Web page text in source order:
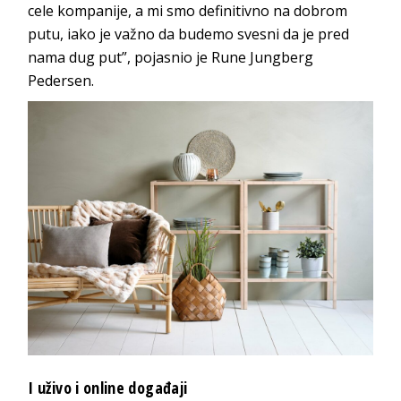
cele kompanije, a mi smo definitivno na dobrom
putu, iako je važno da budemo svesni da je pred
nama dug put”, pojasnio je Rune Jungberg
Pedersen.
I uživo i online događaji